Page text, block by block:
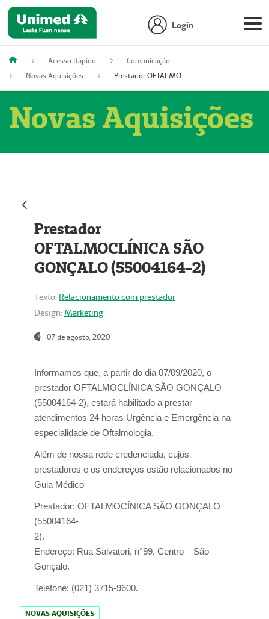
Login
Acesso Rápido
Comunicação
Novas Aquisições
Prestador OFTALMOCLÍNICA SÃO GONÇALO (55004164-2)
Novas Aquisições
Prestador
OFTALMOCLÍNICA SÃO
GONÇALO (55004164-2)
Texto: Relacionamento com prestador
Design: Marketing
07 de agosto, 2020
Informamos que, a partir do dia07/09/2020, o
prestador OFTALMOCLÍNICA SÃO GONÇALO
(55004164-2), estará habilitado a prestar
atendimentos 24 horas Urgência e Emergência na
especialidade de Oftalmologia.
Além de nossa rede credenciada, cujos
prestadores e os endereços estão relacionados no
Guia Médico
Prestador: OFTALMOCÍNICA SÃO GONÇALO
(55004164-
2).
Endereço: Rua Salvatori, n°99, Centro – São
Gonçalo.
Telefone: (021) 3715-9600.
NOVAS AQUISIÇÕES